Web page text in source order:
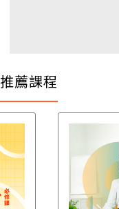
推薦課程